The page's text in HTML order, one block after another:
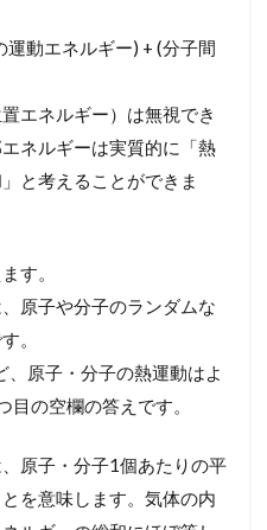
運動エネルギー) + (分子間
エネルギー）は無視でき
ネルギーは実質的に「熱
と考えることができま
す。
原子や分子のランダムな
。
、原子・分子の熱運動はよ
目の空欄の答えです。
原子・分子1個あたりの平
を意味します。気体の内